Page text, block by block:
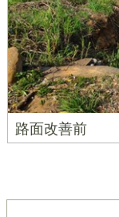
路面改善前